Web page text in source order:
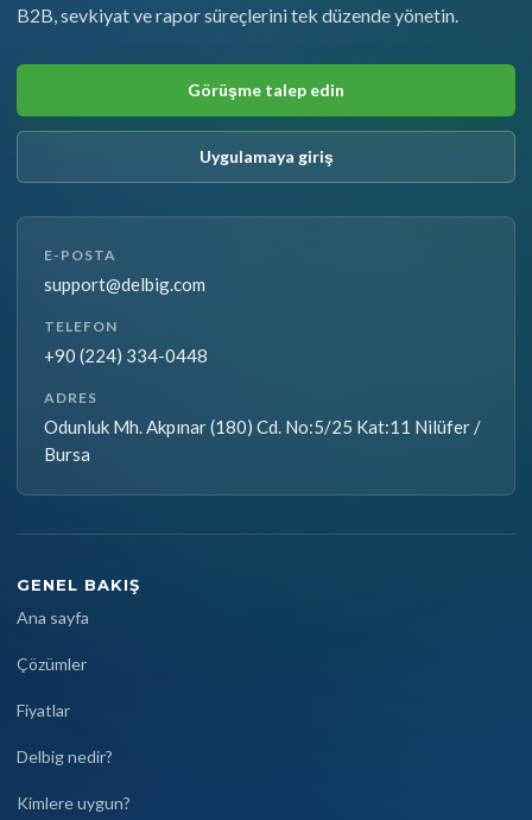
B2B, sevkiyat ve rapor süreçlerini tek düzende yönetin.
Görüşme talep edin
Uygulamaya giriş
E-POSTA
support@delbig.com
TELEFON
+90 (224) 334-0448
ADRES
Odunluk Mh. Akpınar (180) Cd. No:5/25 Kat:11 Nilüfer /
Bursa
GENEL BAKIŞ
Ana sayfa
Çözümler
Fiyatlar
Delbig nedir?
Kimlere uygun?